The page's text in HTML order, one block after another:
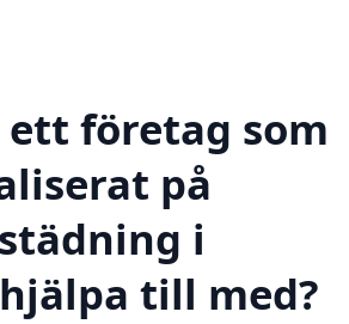
ett företag som
på
i
till med?